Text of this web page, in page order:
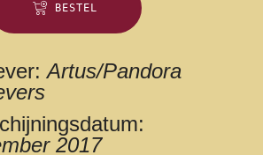
BESTEL
Artus/Pandora
2017